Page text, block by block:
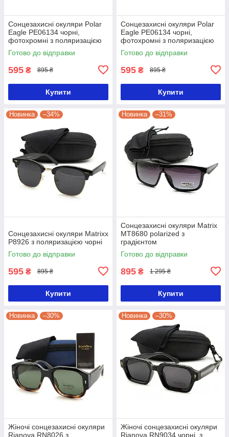
Сонцезахисні окуляри Polar
Eagle PE06134 чорні,
фотохромні з поляризацією
Готово до відправки
595 ₴ 895 ₴
Купити
Сонцезахисні окуляри Polar
Eagle PE06134 чорні,
фотохромні з поляризацією
Готово до відправки
595 ₴ 895 ₴
Купити
Новинка –34%
Сонцезахисні окуляри Matrixx
P8926 з поляризацією чорні
Готово до відправки
595 ₴ 895 ₴
Купити
Новинка –31%
Сонцезахисні окуляри Matrix
MT8680 polarized з
градієнтом
Готово до відправки
895 ₴ 1 295 ₴
Купити
Новинка –30%
Жіночі сонцезахисні окуляри
Rianova RN8026 з
Новинка –30%
Жіночі сонцезахисні окуляри
Rianova RN9034 чорні, з